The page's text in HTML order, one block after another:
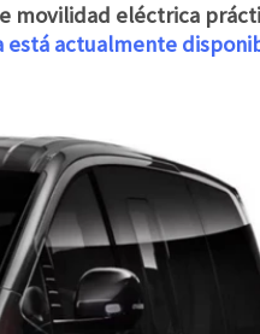
movilidad eléctrica
está actualmente